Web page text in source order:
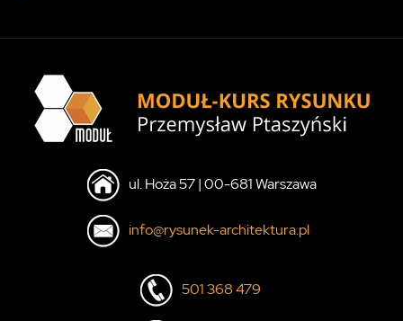
ul. Hoża 57 | 00-681 Warszawa
info@rysunek-architektura.pl
501 368 479